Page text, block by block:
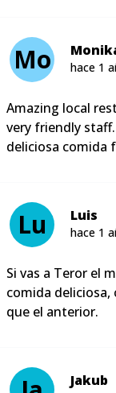
Mo hace 1
Amazing local
very friendly
deliciosa comida
Lu Luis
hace 1
Si vas a Teror el
comida
que el anterior.
Jakub